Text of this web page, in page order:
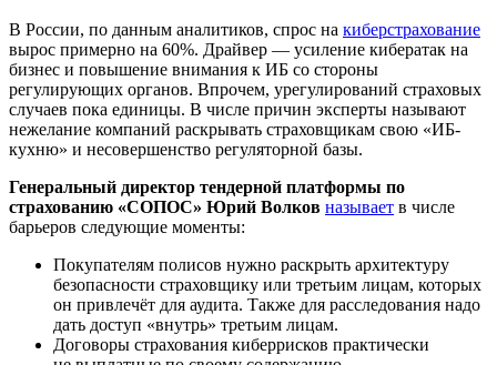
В России, по данным аналитиков, спрос на киберстрахование
вырос примерно на 60%. Драйвер — усиление кибератак на
бизнес и повышение внимания к ИБ со стороны
регулирующих органов. Впрочем, урегулирований страховых
случаев пока единицы. В числе причин эксперты называют
нежелание компаний раскрывать страховщикам свою «ИБ-
кухню» и несовершенство регуляторной базы.
Генеральный директор тендерной платформы по
страхованию «СОПОС» Юрий Волков называет в числе
барьеров следующие моменты:
Покупателям полисов нужно раскрыть архитектуру
безопасности страховщику или третьим лицам, которых
он привлечёт для аудита. Также для расследования надо
дать доступ «внутрь» третьим лицам.
Договоры страхования киберрисков практически